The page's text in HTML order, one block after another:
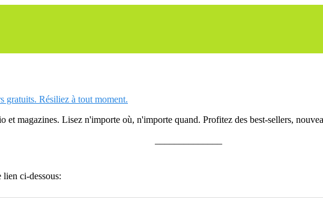
Résiliez à tout moment.
magazines. Lisez n'importe où, n'importe quand. Profitez des best-sellers,
ci-dessous: